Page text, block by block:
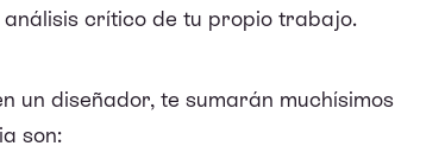
crítico de tu propio trabajo.
un diseñador, te sumarán muchísimos
son: